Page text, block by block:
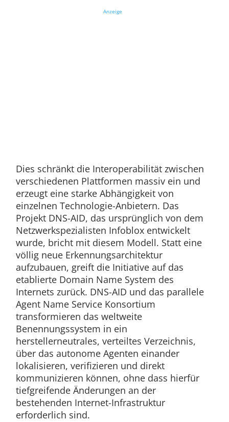
Anzeige
Dies schränkt die Interoperabilität zwischen
verschiedenen Plattformen massiv ein und
erzeugt eine starke Abhängigkeit von
einzelnen Technologie-Anbietern. Das
Projekt DNS-AID, das ursprünglich von dem
Netzwerkspezialisten Infoblox entwickelt
wurde, bricht mit diesem Modell. Statt eine
völlig neue Erkennungsarchitektur
aufzubauen, greift die Initiative auf das
etablierte Domain Name System des
Internets zurück. DNS-AID und das parallele
Agent Name Service Konsortium
transformieren das weltweite
Benennungssystem in ein
herstellerneutrales, verteiltes Verzeichnis,
über das autonome Agenten einander
lokalisieren, verifizieren und direkt
kommunizieren können, ohne dass hierfür
tiefgreifende Änderungen an der
bestehenden Internet-Infrastruktur
erforderlich sind.